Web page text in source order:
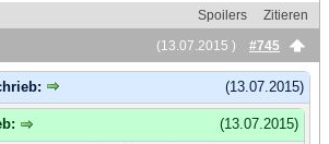
Spoilers
Zitieren
(13.07.2015 )
#745
(13.07.2015)
(13.07.2015)